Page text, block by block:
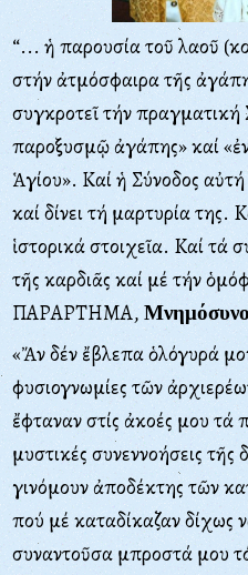
“... ἡ παρουσία τοῦ λαοῦ
στήν ἀτμόσφαιρα τῆς
συγκροτεῖ τήν πραγματική
παροξυσμῷ ἀγάπης» καί
Ἁγίου». Καί ἡ Σύνοδος αὐτή
καί δίνει τή μαρτυρία της.
ἱστορικά στοιχεῖα. Kαί τά
τῆς καρδιᾶς καί μέ τήν
ΠΑΡΑΡΤΗΜΑ,Μνημόσυνο
«Ἄν δέν ἔβλεπα ὁλόγυρά
φυσιογνωμίες τῶν
ἔφταναν στίς ἀκοές μου τά
μυστικές συνεννοήσεις
γινόμουν ἀποδέκτης τῶν
πού μέ καταδίκαζαν δίχως
συναντοῦσα μπροστά μου